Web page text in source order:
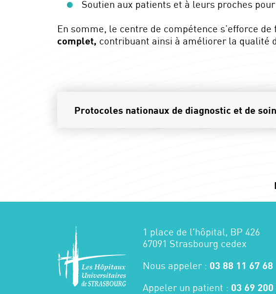
Soutien aux patients et à leurs proches
En somme, le centre de compétence s’efforce de
complet, contribuant ainsi à améliorer la qualité
Protocoles nationaux de diagnostic et de
1 place de l'hôpital, BP 426
67091 Strasbourg cedex
Nous appeler : 03 88 11 67 68
Appeler un patient : 03 69 200